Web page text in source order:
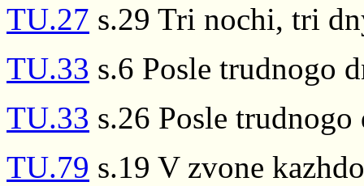
TU.27 s.29 Tri nochi, tri
TU.33 s.6 Posle trudnogo
TU.33 s.26 Posle
TU.79 s.19 V zvone